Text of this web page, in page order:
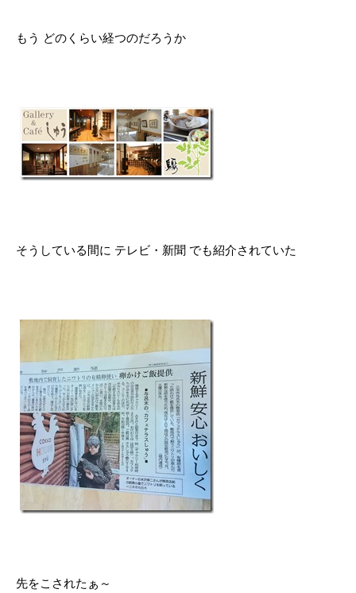
もう どのくらい経つのだろうか
そうしている間に テレビ・新聞 でも紹介されていた
先をこされたぁ～